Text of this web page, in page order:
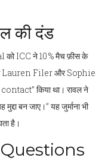
की दंड
को ICC ने 10 % मैच फ़ीस के
Lauren FilerऔरSophie
किया था। रावल ने
बन जाए।” यह जुर्माना भी
है।